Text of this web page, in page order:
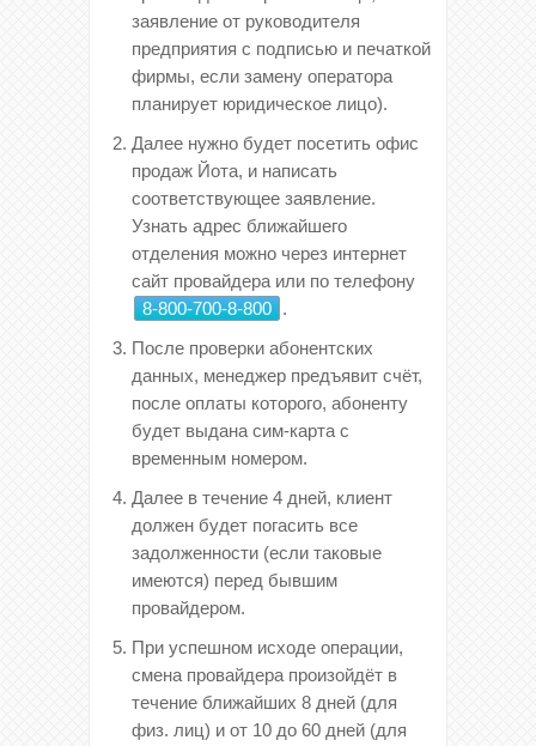
заявление от руководителя
предприятия с подписью и печаткой
фирмы, если замену оператора
планирует юридическое лицо).
Далее нужно будет посетить офис
продаж Йота, и написать
соответствующее заявление.
Узнать адрес ближайшего
отделения можно через интернет
сайт провайдера или по телефону
8-800-700-8-800 .
После проверки абонентских
данных, менеджер предъявит счёт,
после оплаты которого, абоненту
будет выдана сим-карта с
временным номером.
Далее в течение 4 дней, клиент
должен будет погасить все
задолженности (если таковые
имеются) перед бывшим
провайдером.
При успешном исходе операции,
смена провайдера произойдёт в
течение ближайших 8 дней (для
физ. лиц) и от 10 до 60 дней (для